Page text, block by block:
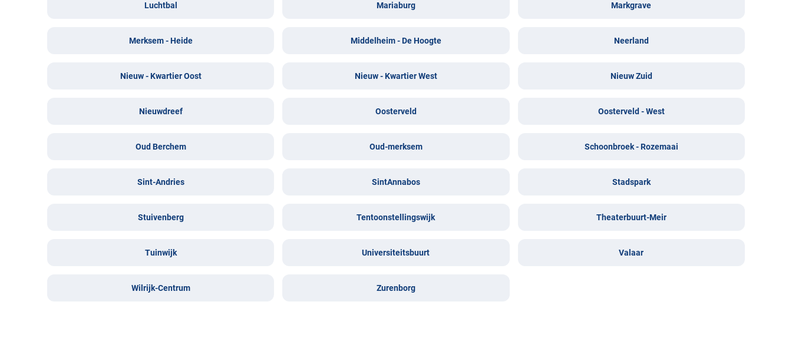
Luchtbal Mariaburg Markgrave
Merksem - Heide Middelheim - De Hoogte Neerland
Nieuw - Kwartier Oost Nieuw - Kwartier West Nieuw Zuid
Nieuwdreef Oosterveld Oosterveld - West
Oud Berchem Oud-merksem Schoonbroek - Rozemaai
Sint-Andries SintAnnabos Stadspark
Stuivenberg Tentoonstellingswijk Theaterbuurt-Meir
Tuinwijk Universiteitsbuurt Valaar
Wilrijk-Centrum Zurenborg